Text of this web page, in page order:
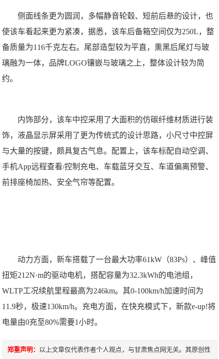
侧面线条更为圆润，多幅静音轮毂、短前后悬的设计，也
使该车看起来更为紧凑，据悉，该车后备箱空间仅为250L，整
备质量为116千克左右。尾部造型较为平直，熏黑后尾灯与玻
璃融为一体，品牌LOGO镶嵌与玻璃之上，整体设计较为简
约。
内饰部分，该车中控采用了大面积的仿碳纤维材质进行装
饰，液晶显示屏采用了更为传统式的设计思路，小尺寸中控屏
与大量的按键，颇具复古气息。配置上，该车标配自动空调、
手机App远程查看/控制充电、车载蓝牙交互、车道偏离预警、
前排座椅加热、安全气帘等配置。
动力方面，新车搭载了一台最大功率61kW（83Ps）、峰值
扭矩212N·m的驱动电机，搭配容量为32.3kWh的电池组，
WLTP工况续航里程最高为246km。其0-100km/h加速时间为
11.9秒，极速130km/h。充电方面，在快充模式下，新款e-up!将
电量由0充至80%需要1小时。
郑重声明： 以上文章仅代表作者个人观点，与甘肃焦点网无关。其原创性